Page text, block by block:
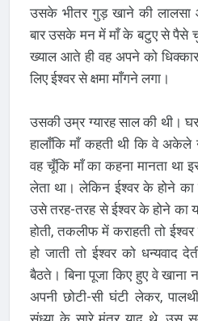
उसके भीतर गुड़ खाने की लालसा
बार उसके मन में माँ के बटुए से पैसे
ख्याल आते ही वह अपने को
लिए ईश्वर से क्षमा माँगने लगा।
उसकी उम्र ग्यारह साल की थी।
हालाँकि माँ कहती थी कि वे
वह चूँकि माँ का कहना मानता था
लेता था। लेकिन ईश्वर के होने का
उसे तरह-तरह से ईश्वर के होने का
होती, तकलीफ में कराहती तो
हो जाती तो ईश्वर को धन्यवाद
बैठते। बिना पूजा किए हुए वे खाना
अपनी छोटी-सी घंटी लेकर,